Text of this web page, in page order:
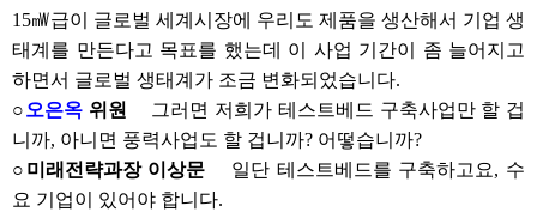
15㎽급이 글로벌 세계시장에 우리도 제품을 생산해서 기업 생
태계를 만든다고 목표를 했는데 이 사업 기간이 좀 늘어지고
하면서 글로벌 생태계가 조금 변화되었습니다.
○오은옥위원
그러면 저희가 테스트베드 구축사업만 할 겁
니까, 아니면 풍력사업도 할 겁니까? 어떻습니까?
○미래전략과장 이상문
일단 테스트베드를 구축하고요, 수
요 기업이 있어야 합니다.